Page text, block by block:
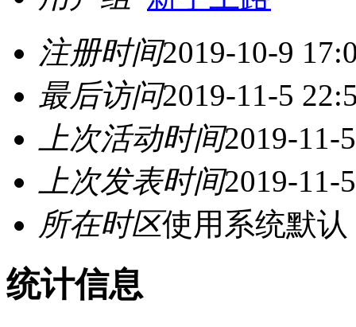
注册时间2019-10-9
最后访问2019-11-5
上次活动时间2019-11-
上次发表时间2019-11-
所在时区使用系统默认
统计信息